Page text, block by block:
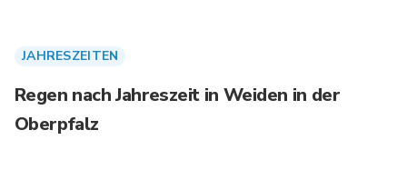
JAHRESZEITEN
Regen nach Jahreszeit in Weiden in der
Oberpfalz